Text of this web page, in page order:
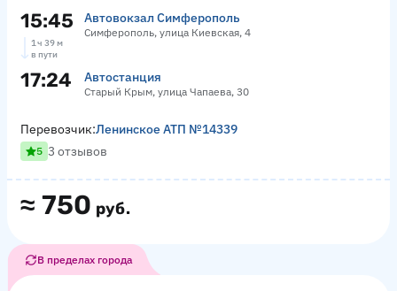
15:45 Автовокзал Симферополь
Симферополь, улица Киевская, 4
1 ч 39 м
в пути
17:24 Автостанция
Старый Крым, улица Чапаева, 30
≈ 750 руб.
Перевозчик:Ленинское АТП №14339
5 3 отзывов
В пределах города